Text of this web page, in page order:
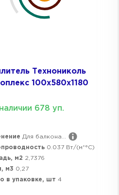
Технониколь
100х580х1180
678 уп.
Для балкона...
0.037 Вт/(м*°C)
м2 2,7376
м3 0,27
в упаковке, шт 4